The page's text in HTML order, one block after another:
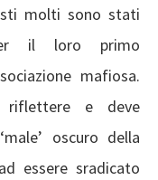
molti sono stati
il loro primo
mafiosa.
e deve
oscuro della
essere sradicato